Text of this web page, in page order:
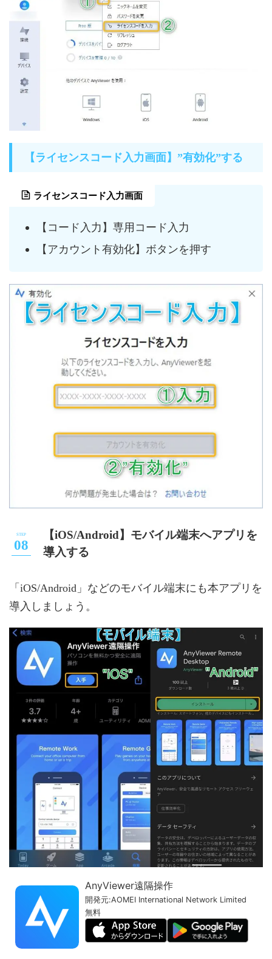
【ライセンスコード入力画面】”有効化”する
ライセンスコード入力画面
【コード入力】専用コード入力
【アカウント有効化】ボタンを押す
【iOS/Android】モバイル端末へアプリを
導入する
「iOS/Android」などのモバイル端末にも本アプリを
導入しましょう。
AnyViewer遠隔操作
開発元:AOMEI International Network Limited
無料